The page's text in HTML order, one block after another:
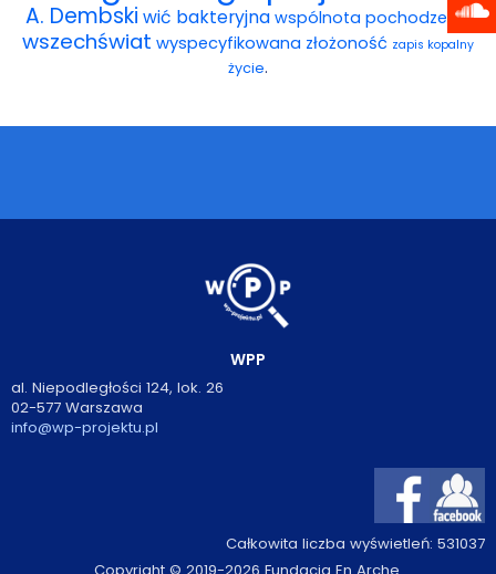
Konferencje, webinaria i debaty
Wywiady i wykłady
Podcasty
O książkach
FAQ
Kontakt
A. Dembski wić bakteryjna wspólnota pochodzenia
wszechświat wyspecyfikowana złożoność zapis kopalny
życie.
WPP
al. Niepodległości 124, lok. 26
02-577 Warszawa
info@wp-projektu.pl
Całkowita liczba wyświetleń: 531037